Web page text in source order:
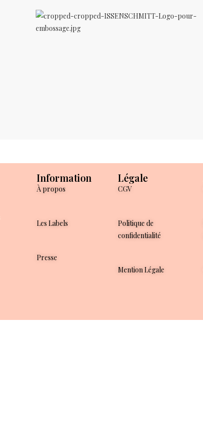
Information
À propos
Les Labels
Presse
Légale
CGV
Politique de
confidentialité
Mention Légale